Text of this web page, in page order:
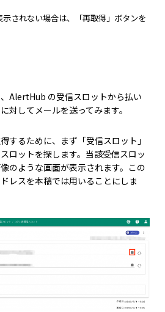
されない場合は、「再取得」ボタンを
AlertHub の受信スロットから払い
対してメールを送ってみます。
するために、まず「受信スロット」
ロットを探します。当該受信スロッ
のような画面が表示されます。この
レスを本稿では用いることにしま